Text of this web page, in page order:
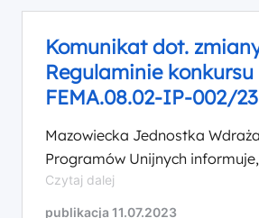
Komunikat dot.
Regulaminie konkursu
FEMA.08.02-IP-002/23
Mazowiecka Jednostka
Programów Unijnych
ramach naboru nr FEMA.08.02-
ogłoszonego w ramach
Czytaj dalej
publikacja 11.07.2023